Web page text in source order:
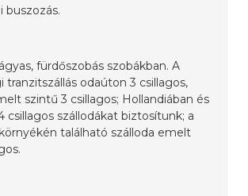
buszozás.
fürdőszobás szobákban. A
tranzitszállás odaúton 3 csillagos,
szintű 3 csillagos; Hollandiában és
csillagos szállodákat biztosítunk; a
található szálloda emelt